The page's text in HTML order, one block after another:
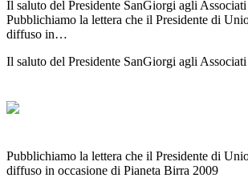
Il saluto del Presidente SanGiorgi agli
Pubblichiamo la lettera che il Presidente di
diffuso in…
Il saluto del Presidente SanGiorgi agli
Pubblichiamo la lettera che il Presidente di
diffuso in occasione di Pianeta Birra 2009